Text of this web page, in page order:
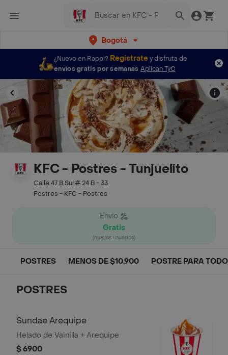
Bogotá
¿Nuevo en Rappi? Regístratey disfruta de
envíos gratis por semanas Aplican TyC
KFC - Postres - Tunjuelito
Calle 47 B Sur# 24 B - 33
Postres - KFC - Postres
Envío
Gratis
(nuevos usuarios)
POSTRES MENOS DE $10.900 POSTRE PARA
POSTRES
Sundae Arequipe
Helado de Vainilla + Arequipe
$ 6900